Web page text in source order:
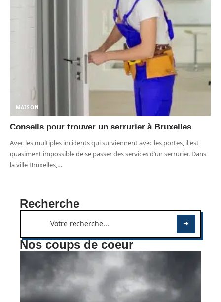
MAISON
Conseils pour trouver un serrurier à Bruxelles
Avec les multiples incidents qui surviennent avec les portes, il est
quasiment impossible de se passer des services d’un serrurier. Dans
la ville Bruxelles,…
Recherche
Nos coups de coeur